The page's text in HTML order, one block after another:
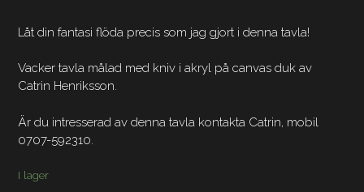
Låt din fantasi flöda precis som jag gjort i denna tavla!
Vacker tavla målad med kniv i akryl på canvas duk av
Catrin Henriksson.
Är du intresserad av denna tavla kontakta Catrin, mobil
0707-592310.
I lager